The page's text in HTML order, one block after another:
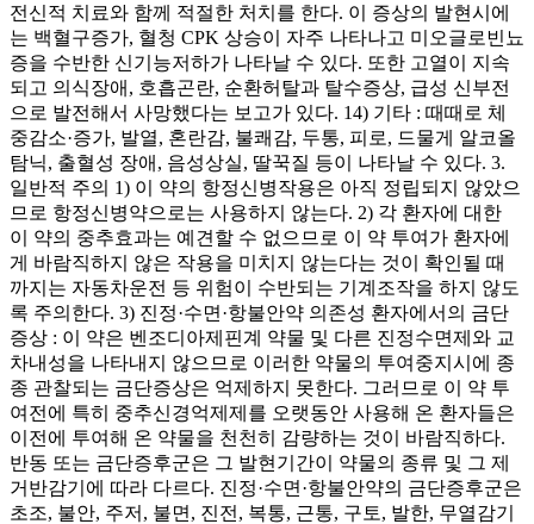
전신적 치료와 함께 적절한 처치를 한다. 이 증상의 발현시에
는 백혈구증가, 혈청 CPK 상승이 자주 나타나고 미오글로빈뇨
증을 수반한 신기능저하가 나타날 수 있다. 또한 고열이 지속
되고 의식장애, 호흡곤란, 순환허탈과 탈수증상, 급성 신부전
으로 발전해서 사망했다는 보고가 있다. 14) 기타 : 때때로 체
중감소·증가, 발열, 혼란감, 불쾌감, 두통, 피로, 드물게 알코올
탐닉, 출혈성 장애, 음성상실, 딸꾹질 등이 나타날 수 있다. 3.
일반적 주의 1) 이 약의 항정신병작용은 아직 정립되지 않았으
므로 항정신병약으로는 사용하지 않는다. 2) 각 환자에 대한
이 약의 중추효과는 예견할 수 없으므로 이 약 투여가 환자에
게 바람직하지 않은 작용을 미치지 않는다는 것이 확인될 때
까지는 자동차운전 등 위험이 수반되는 기계조작을 하지 않도
록 주의한다. 3) 진정·수면·항불안약 의존성 환자에서의 금단
증상 : 이 약은 벤조디아제핀계 약물 및 다른 진정수면제와 교
차내성을 나타내지 않으므로 이러한 약물의 투여중지시에 종
종 관찰되는 금단증상은 억제하지 못한다. 그러므로 이 약 투
여전에 특히 중추신경억제제를 오랫동안 사용해 온 환자들은
이전에 투여해 온 약물을 천천히 감량하는 것이 바람직하다.
반동 또는 금단증후군은 그 발현기간이 약물의 종류 및 그 제
거반감기에 따라 다르다. 진정·수면·항불안약의 금단증후군은
초조, 불안, 주저, 불면, 진전, 복통, 근통, 구토, 발한, 무열감기